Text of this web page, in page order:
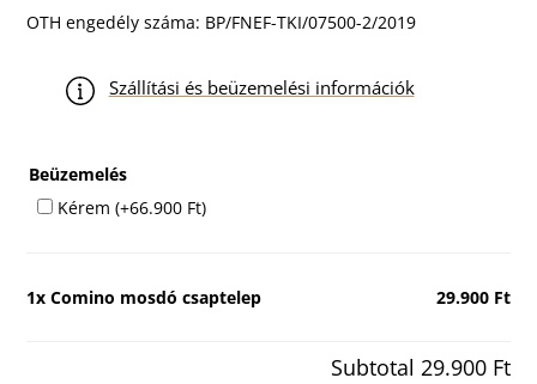
OTH engedély száma: BP/FNEF-TKI/07500-2/2019
Szállítási és beüzemelési információk
Beüzemelés
Kérem(+66.900 Ft)
1xComino mosdó csaptelep 29.900 Ft
Subtotal 29.900 Ft